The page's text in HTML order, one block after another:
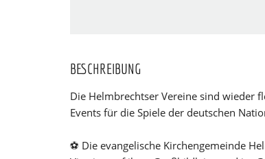
BESCHREIBUNG
Die Helmbrechtser Vereine sind wieder
Events für die Spiele der deutschen
⚽ Die evangelische Kirchengemeinde